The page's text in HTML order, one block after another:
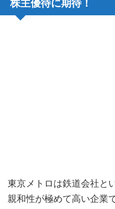
株主優待に期待！
東京メトロは鉄道会社と
親和性が極めて高い企業